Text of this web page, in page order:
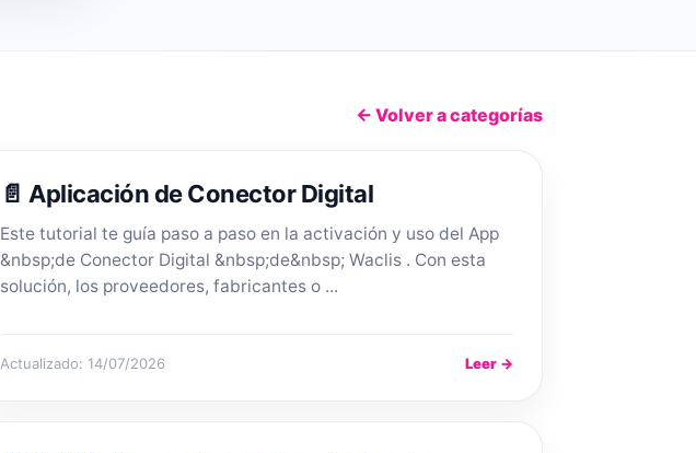
← Volver a categorías
📄 Aplicación de Conector Digital
Este tutorial te guía paso a paso en la activación y uso del App
&nbsp;de Conector Digital &nbsp;de&nbsp; Waclis . Con esta
solución, los proveedores, fabricantes o ...
Actualizado: 14/07/2026 Leer →